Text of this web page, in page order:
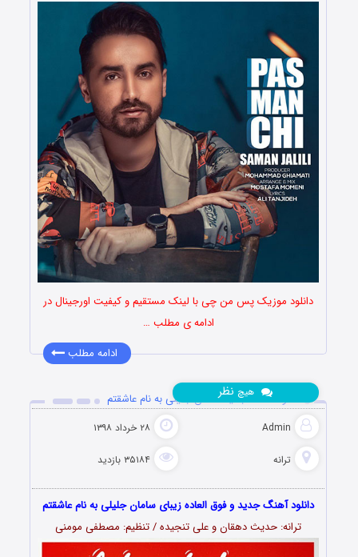
دانلود موزیک پس من چی با لینک مستقیم و کیفیت اورجینال در
ادامه ی مطلب …
ادامه مطلب
دانلود آهنگ جدید سامان جلیلی به نام عاشقتم
Admin ۲۸ خرداد ۱۳۹۸
ترانه ۳۵۱۸۴ بازدید
هیچ نظر
دانلود آهنگ جدید و فوق العاده زیبای سامان جلیلی به نام عاشقتم
ترانه: حدیث دهقان و علی تنجیده / تنظیم: مصطفی مومنی